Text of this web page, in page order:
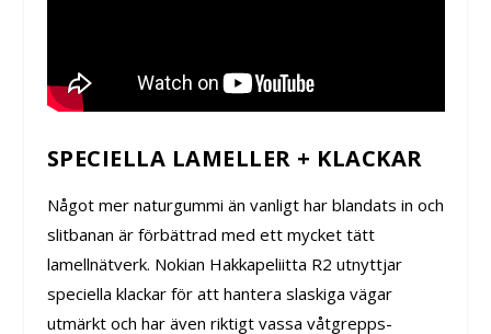
SPECIELLA LAMELLER + KLACKAR
Något mer naturgummi än vanligt har blandats in och
slitbanan är förbättrad med ett mycket tätt
lamellnätverk. Nokian Hakkapeliitta R2 utnyttjar
speciella klackar för att hantera slaskiga vägar
utmärkt och har även riktigt vassa våtgrepps-